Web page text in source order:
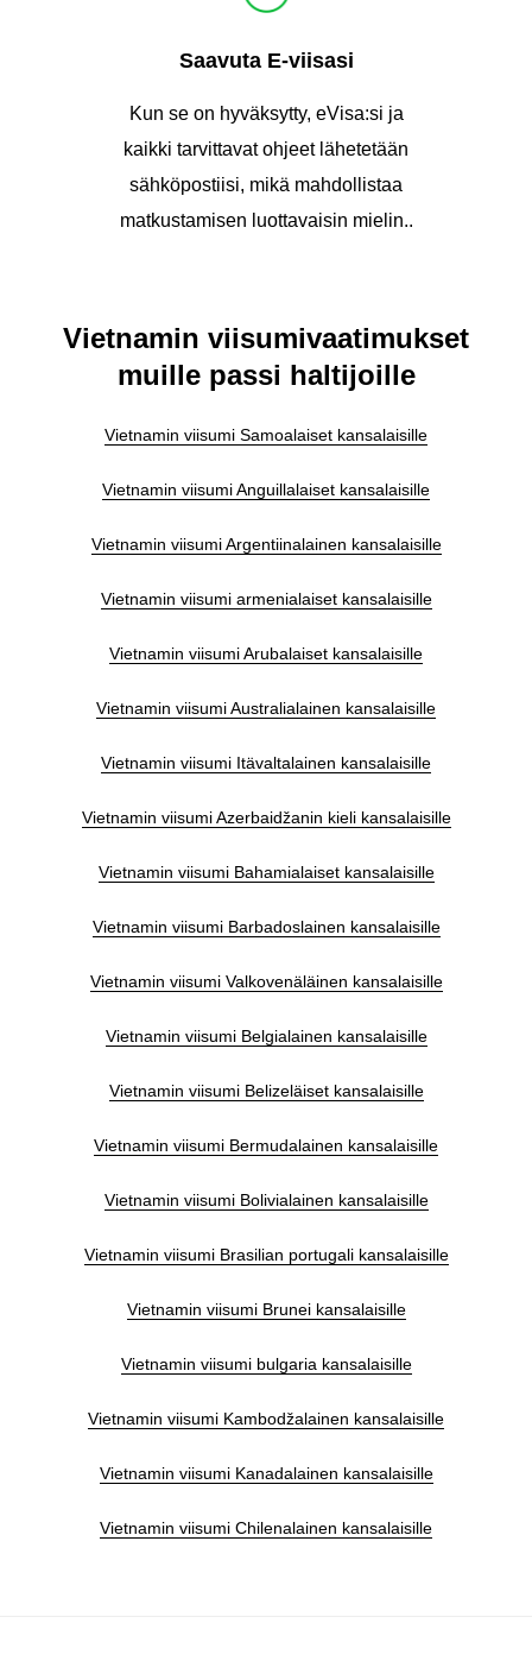
Saavuta E-viisasi
Kun se on hyväksytty, eVisa:si ja
kaikki tarvittavat ohjeet lähetetään
sähköpostiisi, mikä mahdollistaa
matkustamisen luottavaisin mielin..
Vietnamin viisumivaatimukset
muille passi haltijoille
Vietnamin viisumi Samoalaiset kansalaisille
Vietnamin viisumi Anguillalaiset kansalaisille
Vietnamin viisumi Argentiinalainen kansalaisille
Vietnamin viisumi armenialaiset kansalaisille
Vietnamin viisumi Arubalaiset kansalaisille
Vietnamin viisumi Australialainen kansalaisille
Vietnamin viisumi Itävaltalainen kansalaisille
Vietnamin viisumi Azerbaidžanin kieli kansalaisille
Vietnamin viisumi Bahamialaiset kansalaisille
Vietnamin viisumi Barbadoslainen kansalaisille
Vietnamin viisumi Valkovenäläinen kansalaisille
Vietnamin viisumi Belgialainen kansalaisille
Vietnamin viisumi Belizeläiset kansalaisille
Vietnamin viisumi Bermudalainen kansalaisille
Vietnamin viisumi Bolivialainen kansalaisille
Vietnamin viisumi Brasilian portugali kansalaisille
Vietnamin viisumi Brunei kansalaisille
Vietnamin viisumi bulgaria kansalaisille
Vietnamin viisumi Kambodžalainen kansalaisille
Vietnamin viisumi Kanadalainen kansalaisille
Vietnamin viisumi Chilenalainen kansalaisille